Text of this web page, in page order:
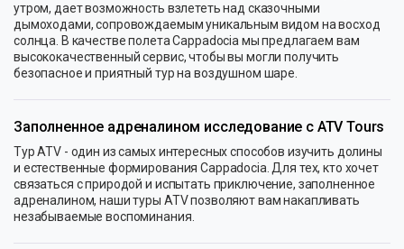
утром, дает возможность взлететь над сказочными
дымоходами, сопровождаемым уникальным видом на восход
солнца. В качестве полета Cappadocia мы предлагаем вам
высококачественный сервис, чтобы вы могли получить
безопасное и приятный тур на воздушном шаре.
Заполненное адреналином исследование с ATV Tours
Тур ATV - один из самых интересных способов изучить долины
и естественные формирования Cappadocia. Для тех, кто хочет
связаться с природой и испытать приключение, заполненное
адреналином, наши туры ATV позволяют вам накапливать
незабываемые воспоминания.